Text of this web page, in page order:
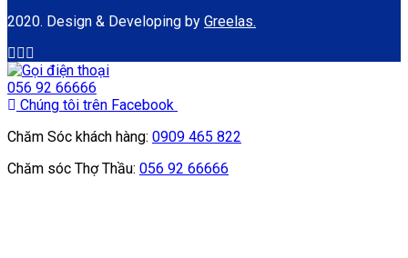
2020. Design & Developing by Greelas.
056 92 66666
Chúng tôi trên Facebook
Chăm Sóc khách hàng: 0909 465 822
Chăm sóc Thợ Thầu: 056 92 66666